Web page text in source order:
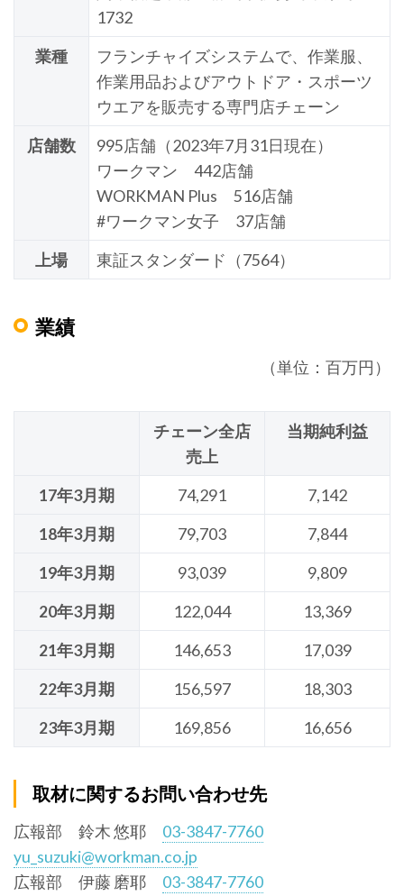
1732
業種
フランチャイズシステムで、作業服、
作業用品およびアウトドア・スポーツ
ウエアを販売する専門店チェーン
店舗数
995店舗（2023年7月31日現在）
ワークマン 442店舗
WORKMAN Plus 516店舗
#ワークマン女子 37店舗
上場
東証スタンダード（7564）
業績
（単位：百万円）
チェーン全店
売上
当期純利益
17年3月期 74,291
7,142
18年3月期
79,703
7,844
19年3月期
93,039
9,809
20年3月期
122,044
13,369
21年3月期
146,653
17,039
22年3月期
156,597
18,303
23年3月期
169,856 16,656
取材に関するお問い合わせ先
広報部 鈴木 悠耶 03-3847-7760
yu_suzuki@workman.co.jp
広報部 伊藤 磨耶 03-3847-7760